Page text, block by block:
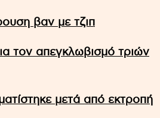
βαν με τζιπ
τον απεγκλωβισμό τριών
μετά από εκτροπή